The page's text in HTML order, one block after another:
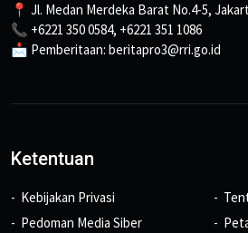
📍 Jl. Medan Merdeka Barat No.4-5,
📞 +6221 350 0584, +6221 351 1086
📩 Pemberitaan: beritapro3@rri.go.id
Ketentuan
Kebijakan Privasi
Pedoman Media Siber